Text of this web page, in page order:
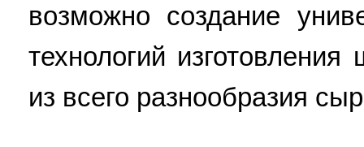
возможно создание
технологий
из всего разнообразия